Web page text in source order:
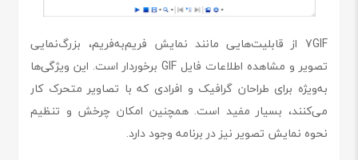
7GIF از قابلیت‌هایی مانند نمایش فریم‌به‌فریم، بزرگ‌نمایی
تصویر و مشاهده اطلاعات فایل GIF برخوردار است. این ویژگی‌ها
به‌ویژه برای طراحان گرافیک و افرادی که با تصاویر متحرک کار
می‌کنند، بسیار مفید است. همچنین امکان چرخش و تنظیم
نحوه نمایش تصویر نیز در برنامه وجود دارد.